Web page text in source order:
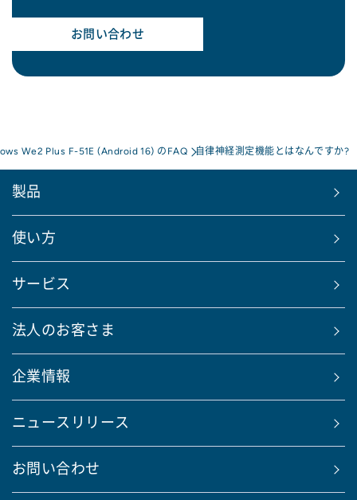
お問い合わせ
We2 Plus F-51E (Android 16) のFAQ 自律神経測定機能とはなんですか?
製品
使い方
サービス
法人のお客さま
企業情報
ニュースリリース
お問い合わせ